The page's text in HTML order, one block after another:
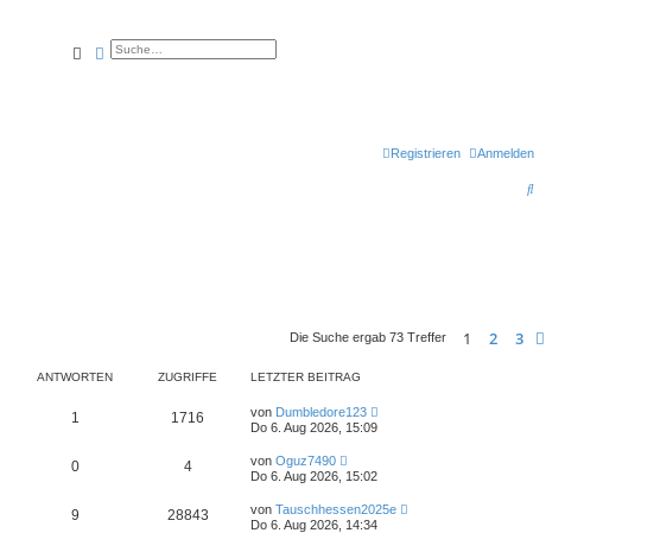
SucheErweiterte Suche
Anmelden
Registrieren
S
Die Suche ergab 73 Treffer 1 2 3
ANTWORTEN ZUGRIFFE LETZTER BEITRAG
1 1716 von Dumbledore123
Do 6. Aug 2026, 15:09
0 4 von Oguz7490
Do 6. Aug 2026, 15:02
9 28843 von Tauschhessen2025e
Do 6. Aug 2026, 14:34